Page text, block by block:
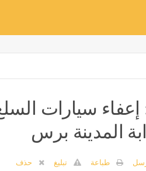
إعفاء سيارات
المدينة برس
طباعة تبليغ حذف